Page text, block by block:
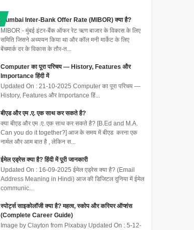
Mumbai Inter-Bank Offer Rate (MIBOR) क्या है?
MIBOR - मुंबई इंटर-बैंक ऑफर रेट ऋण बाजार के विकास के लिए
समिति जिसने अध्ययन किया था और कॉल मनी मार्केट के लिए
बेंचमार्क दर के विकास के तौर-त...
Computer का पूरा परिचय — History, Features और
Importance हिंदी में
Updated On : 21-10-2025 Computer का पूरा परिचय —
History, Features और Importance हिं...
बीएड और एम .ए. एक साथ कर सकते है?
क्या बीएड और एम .ए. एक साथ कर सकते है? [B.Ed and M.A.
Can you do it together?] आज के समय में बीएड करना एक
नार्मल और आम बात है , लेकिन स...
ईमेल एड्रेस क्या है? हिंदी में पूरी जानकारी
Updated On : 16-09-2025 ईमेल एड्रेस क्या है? (Email
Address Meaning in Hindi) आज की डिजिटल दुनिया में ईमेल
communic...
स्पोर्ट्स साइकोलॉजी क्या है? महत्व, स्कोप और करियर ऑप्शंस
(Complete Career Guide)
Image by Clayton from Pixabay Updated On : 5-12-